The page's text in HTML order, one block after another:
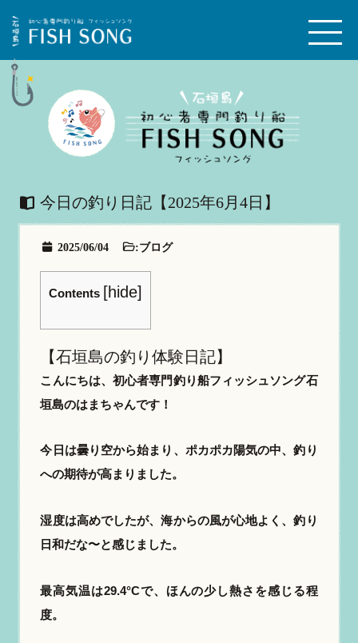
今日の釣り日記【2025年6月4日】
2025/06/04 :ブログ
Contents [hide]
【石垣島の釣り体験日記】
こんにちは、初心者専門釣り船フィッシュソング石
垣島のはまちゃんです！
今日は曇り空から始まり、ポカポカ陽気の中、釣り
への期待が高まりました。
湿度は高めでしたが、海からの風が心地よく、釣り
日和だな〜と感じました。
最高気温は29.4°Cで、ほんの少し熱さを感じる程
度。